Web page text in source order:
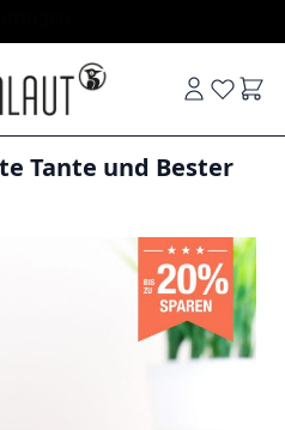
Tante und Bester